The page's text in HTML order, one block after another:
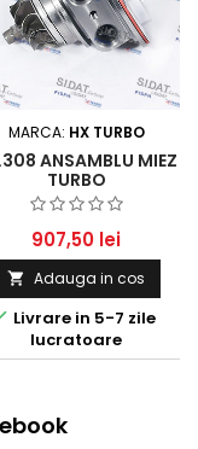
MARCA: HX TURBO
ANSAMBLU MIEZ
TURBO
907,50 lei
 Adauga in cos
Livrare in 5-7 zile
lucratoare